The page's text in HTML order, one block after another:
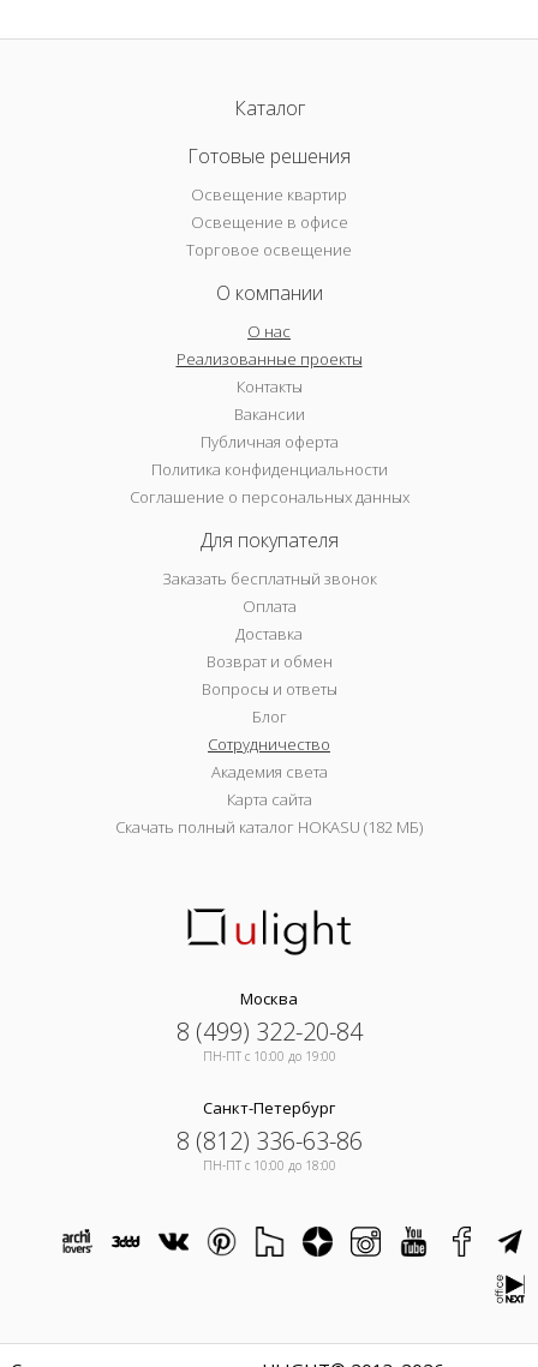
Каталог
Готовые решения
Освещение квартир
Освещение в офисе
Торговое освещение
О компании
О нас
Реализованные проекты
Контакты
Вакансии
Публичная оферта
Политика конфиденциальности
Соглашение о персональных данных
Для покупателя
Заказать бесплатный звонок
Оплата
Доставка
Возврат и обмен
Вопросы и ответы
Блог
Сотрудничество
Академия света
Карта сайта
Скачать полный каталог HOKASU (182 МБ)
Москва
8 (499) 322-20-84
ПН-ПТ c 10:00 до 19:00
Санкт-Петербург
8 (812) 336-63-86
ПН-ПТ c 10:00 до 18:00